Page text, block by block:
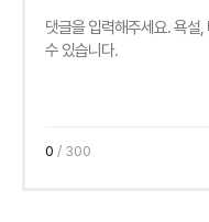
0 / 300